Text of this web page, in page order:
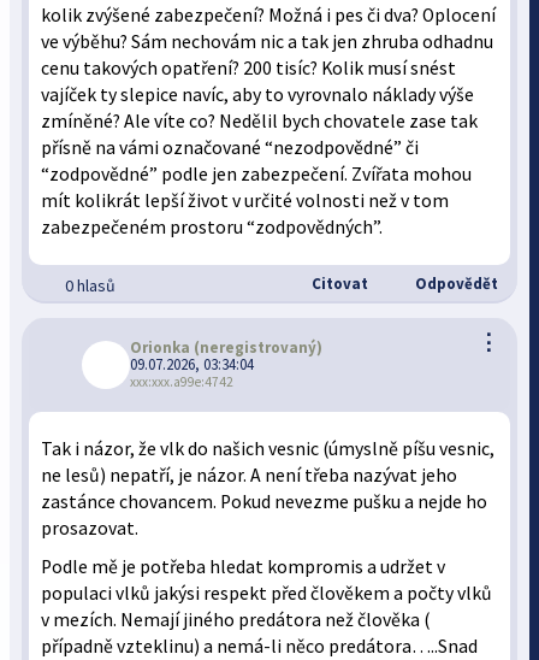
kolik zvýšené zabezpečení? Možná i pes či dva? Oplocení
ve výběhu? Sám nechovám nic a tak jen zhruba odhadnu
cenu takových opatření? 200 tisíc? Kolik musí snést
vajíček ty slepice navíc, aby to vyrovnalo náklady výše
zmíněné? Ale víte co? Nedělil bych chovatele zase tak
přísně na vámi označované “nezodpovědné” či
“zodpovědné” podle jen zabezpečení. Zvířata mohou
mít kolikrát lepší život v určité volnosti než v tom
zabezpečeném prostoru “zodpovědných”.
0 hlasů Citovat Odpovědět
⋮
Orionka (neregistrovaný)
09.07.2026, 03:34:04
xxx:xxx.a99e:4742
Tak i názor, že vlk do našich vesnic (úmyslně píšu vesnic,
ne lesů) nepatří, je názor. A není třeba nazývat jeho
zastánce chovancem. Pokud nevezme pušku a nejde ho
prosazovat.
Podle mě je potřeba hledat kompromis a udržet v
populaci vlků jakýsi respekt před člověkem a počty vlků
v mezích. Nemají jiného predátora než člověka (
případně vzteklinu) a nemá-li něco predátora…..Snad